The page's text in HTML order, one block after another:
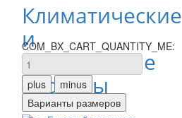
Климатические
и
инженерные
системы
COM_BX_CART_QUANTITY_ME: